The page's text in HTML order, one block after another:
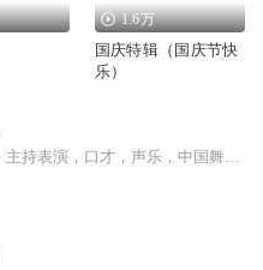
1.6万
国庆特辑（国庆节快
乐）